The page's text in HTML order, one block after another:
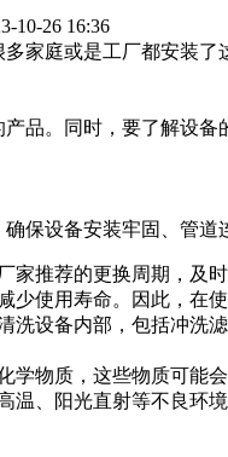
10-26 16:36
家庭或是工厂都安装了
品。同时，要了解设
保设备安装牢固、管
推荐的更换周期，及
使用寿命。因此，在
设备内部，包括冲洗
学物质，这些物质可能
、阳光直射等不良环